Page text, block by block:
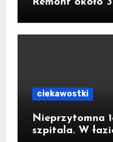
złotych
ciekawostki
Nieprzytomna
szpitala. W